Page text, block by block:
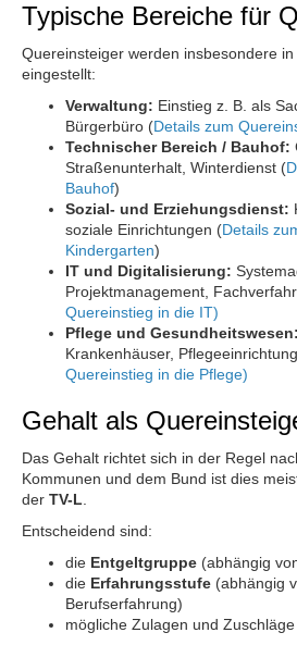
Typische Bereiche für
Quereinsteiger werden insbesondere
eingestellt:
Verwaltung: Einstieg z. B. als
Bürgerbüro (Details zum
Technischer Bereich / Bauhof:
Straßenunterhalt, Winterdienst (
Bauhof)
Sozial- und Erziehungsdienst:
soziale Einrichtungen (Details
Kindergarten)
IT und Digitalisierung:
Projektmanagement,
Quereinstieg in die IT)
Pflege und Gesundheitswesen:
Krankenhäuser,
Quereinstieg in die Pflege)
Gehalt als
Das Gehalt richtet sich in der Regel
Kommunen und dem Bund ist dies
der TV-L
Entscheidend sind:
die Entgeltgruppe(abhängig
die Erfahrungsstufe(abhängig
Berufserfahrung)
mögliche Zulagen und Zuschläge